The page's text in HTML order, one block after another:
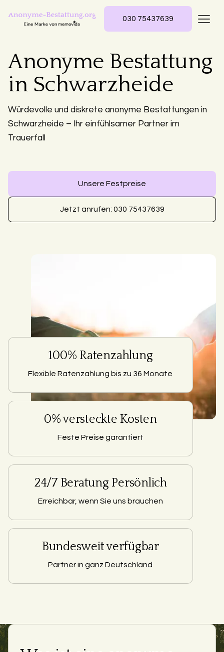
030 75437639
Anonyme Bestattung
in Schwarzheide
Würdevolle und diskrete anonyme Bestattungen in
Schwarzheide – Ihr einfühlsamer Partner im
Trauerfall
Unsere Festpreise
Jetzt anrufen: 030 75437639
100% Ratenzahlung
Flexible Ratenzahlung bis zu 36 Monate
0% versteckte Kosten
Feste Preise garantiert
24/7 Beratung Persönlich
Erreichbar, wenn Sie uns brauchen
Bundesweit verfügbar
Partner in ganz Deutschland